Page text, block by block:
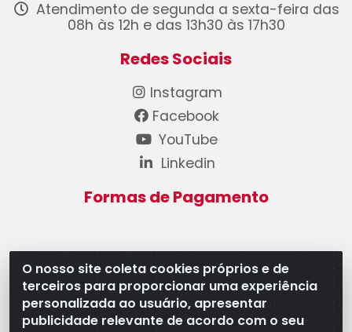
O nosso site coleta cookies próprios e de
terceiros para proporcionar uma experiência
personalizada ao usuário, apresentar
publicidade relevante de acordo com o seu
Atendimento de segunda a sexta-feira das
08h às 12h e das 13h30 às 17h30
Redes Sociais
Instagram
Facebook
YouTube
Linkedin
Formas de Pagamento
WB Componentes Automotivos LTDA - CNPJ
08.528.393/0001-12 - Rua do Níquel, 667 - Parque
Oeste Industrial, Goiânia/GO - CEP 74375-660